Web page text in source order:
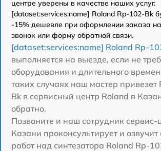
центре уверены в качестве наших услуг.
[dataset:services:name] Roland Rp-102-Bk
-15% дешевле при оформлении заказа
звонок или форму обратной связи.
[dataset:services:name] Roland Rp-
выполняется на выезде, если не
оборудования и длительного
таких случаях наш мастер
Bk в сервисный центр Roland в
обратно.
Позвоните и наш сотрудник сервис-
Казани проконсультирует и озвучит
работ над синтезатора Roland Rp-